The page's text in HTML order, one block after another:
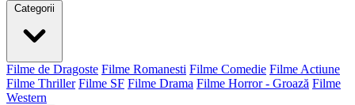
Categorii
Filme de Dragoste Filme Romanesti Filme Comedie Filme Actiune
Filme Thriller Filme SF Filme Drama Filme Horror - Groază Filme
Western